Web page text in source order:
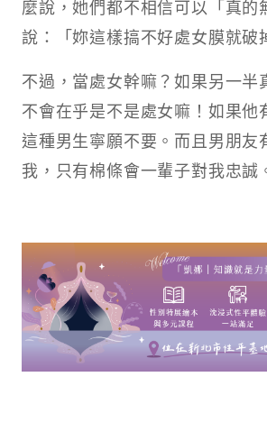
麼說，她們都不相信可以「真的
說：「妳這樣搞不好處女膜就破
不過，當處女幹嘛？如果另一半
不會在乎是不是處女嘛！如果他
這種男生寧願不要。而且男朋友
我，只有棉條會一輩子對我忠誠